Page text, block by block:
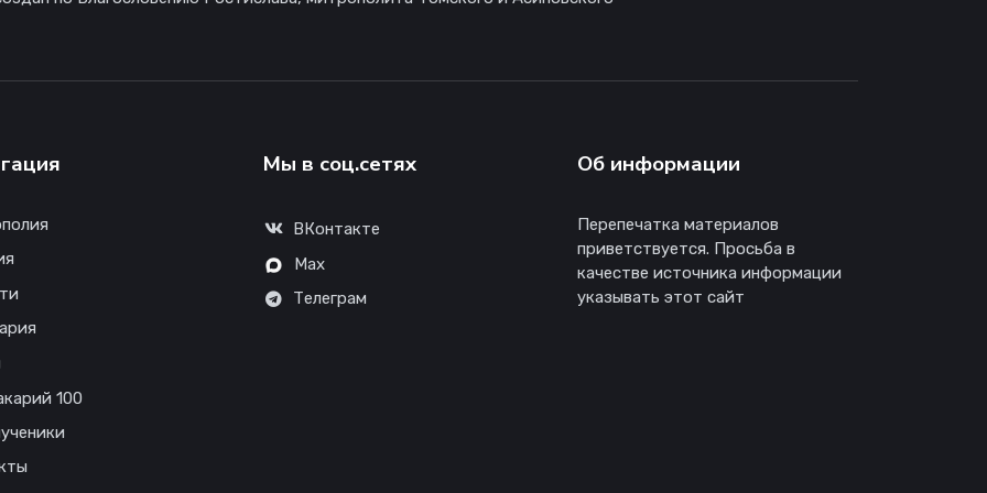
100
Мы в соц.сетях
ВКонтакте
Max
Телеграм
Об информации
Перепечатка материалов
приветствуется. Просьба в
качестве источника информации
указывать этот сайт